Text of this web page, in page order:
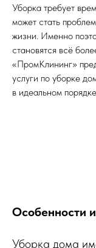
Уборка требует
может стать
жизни. Именно
становятся всё
«ПромКлининг»
услуги по уборке
в идеальном
Особенности
Уборка дома